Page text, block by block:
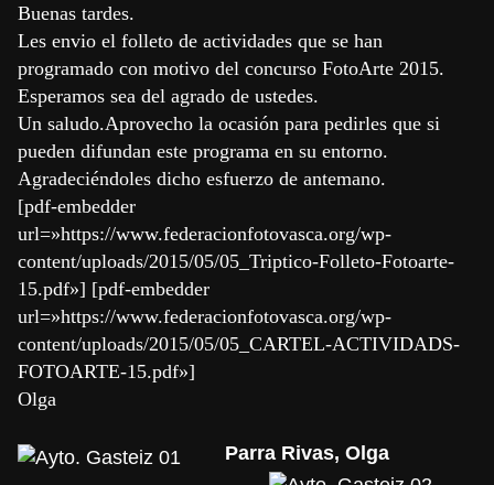
Buenas tardes.
Les envio el folleto de actividades que se han
programado con motivo del concurso FotoArte 2015.
Esperamos sea del agrado de ustedes.
Un saludo.Aprovecho la ocasión para pedirles que si
pueden difundan este programa en su entorno.
Agradeciéndoles dicho esfuerzo de antemano.
[pdf-embedder
url=»https://www.federacionfotovasca.org/wp-
content/uploads/2015/05/05_Triptico-Folleto-Fotoarte-
15.pdf»] [pdf-embedder
url=»https://www.federacionfotovasca.org/wp-
content/uploads/2015/05/05_CARTEL-ACTIVIDADS-
FOTOARTE-15.pdf»]
Olga
Parra Rivas, Olga